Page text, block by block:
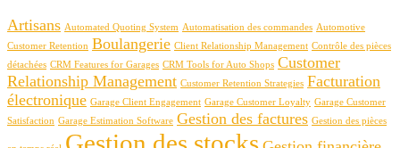
Artisans Automated Quoting System Automatisation des commandes Automotive
Customer Retention Boulangerie Client Relationship Management Contrôle des pièces
détachées CRM Features for Garages CRM Tools for Auto Shops Customer
Relationship Management Customer Retention Strategies Facturation
électronique Garage Client Engagement Garage Customer Loyalty Garage Customer
Satisfaction Garage Estimation Software Gestion des factures Gestion des pièces